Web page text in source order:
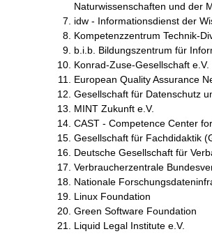
Naturwissenschaften und der
idw - Informationsdienst der
Kompetenzzentrum Technik-
b.i.b. Bildungszentrum für
Konrad-Zuse-Gesellschaft e.V.
European Quality Assurance
Gesellschaft für Datenschutz
MINT Zukunft e.V.
CAST - Competence Center
Gesellschaft für Fachdidaktik
Deutsche Gesellschaft für
Verbraucherzentrale
Nationale
Linux Foundation
Green Software Foundation
Liquid Legal Institute e.V.